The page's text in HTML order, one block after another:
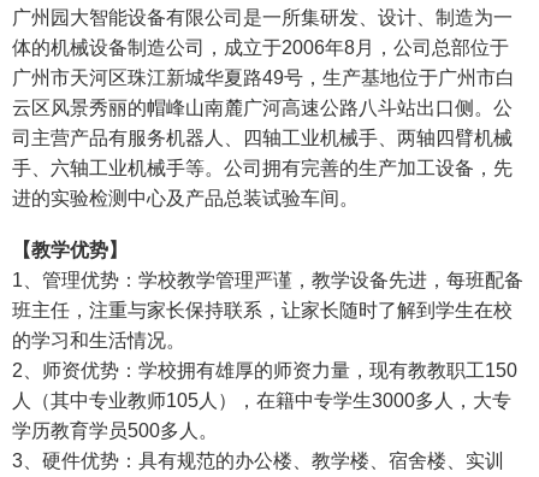
广州园大智能设备有限公司是一所集研发、设计、制造为一
体的机械设备制造公司，成立于2006年8月，公司总部位于
广州市天河区珠江新城华夏路49号，生产基地位于广州市白
云区风景秀丽的帽峰山南麓广河高速公路八斗站出口侧。公
司主营产品有服务机器人、四轴工业机械手、两轴四臂机械
手、六轴工业机械手等。公司拥有完善的生产加工设备，先
进的实验检测中心及产品总装试验车间。
【教学优势】
1、管理优势：学校教学管理严谨，教学设备先进，每班配备
班主任，注重与家长保持联系，让家长随时了解到学生在校
的学习和生活情况。
2、师资优势：学校拥有雄厚的师资力量，现有教教职工150
人（其中专业教师105人），在籍中专学生3000多人，大专
学历教育学员500多人。
3、硬件优势：具有规范的办公楼、教学楼、宿舍楼、实训